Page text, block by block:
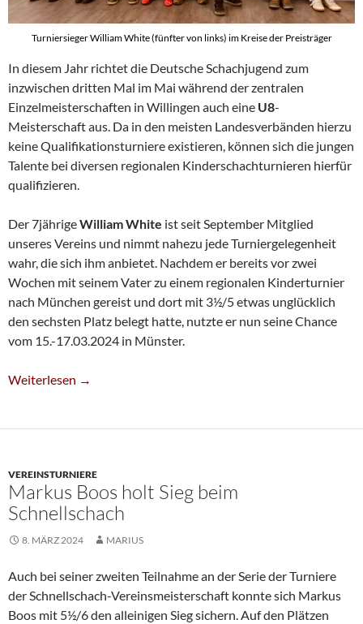
Turniersieger William White (fünfter von links) im Kreise der Preisträger
In diesem Jahr richtet die Deutsche Schachjugend zum
inzwischen dritten Mal im Mai während der zentralen
Einzelmeisterschaften in Willingen auch eine U8-
Meisterschaft aus. Da in den meisten Landesverbänden hierzu
keine Qualifikationsturniere existieren, können sich die jungen
Talente bei diversen regionalen Kinderschachturnieren hierfür
qualifizieren.
Der 7jährigeWilliam White ist seit September Mitglied
unseres Vereins und nimmt nahezu jede Turniergelegenheit
wahr, die sich ihm anbietet. Nachdem er bereits vor zwei
Wochen mit seinem Vater zu einem regionalen Kinderturnier
nach München gereist und dort mit 3½/5 etwas unglücklich
den sechsten Platz belegt hatte, nutzte er nun seine Chance
vom 15.-17.03.2024 in Münster.
William White Qualifiziert Sich Für Deutsche U8-Meisterschaft
Weiterlesen →
VEREINSTURNIERE
Markus Boos holt Sieg beim
Schnellschach
8. MÄRZ 2024 MARIUS
Auch bei seiner zweiten Teilnahme an der Serie der Turniere
der Schnellschach-Vereinsmeisterschaft konnte sich Markus
Boos mit 5½/6 den alleinigen Sieg sichern. Auf den Plätzen